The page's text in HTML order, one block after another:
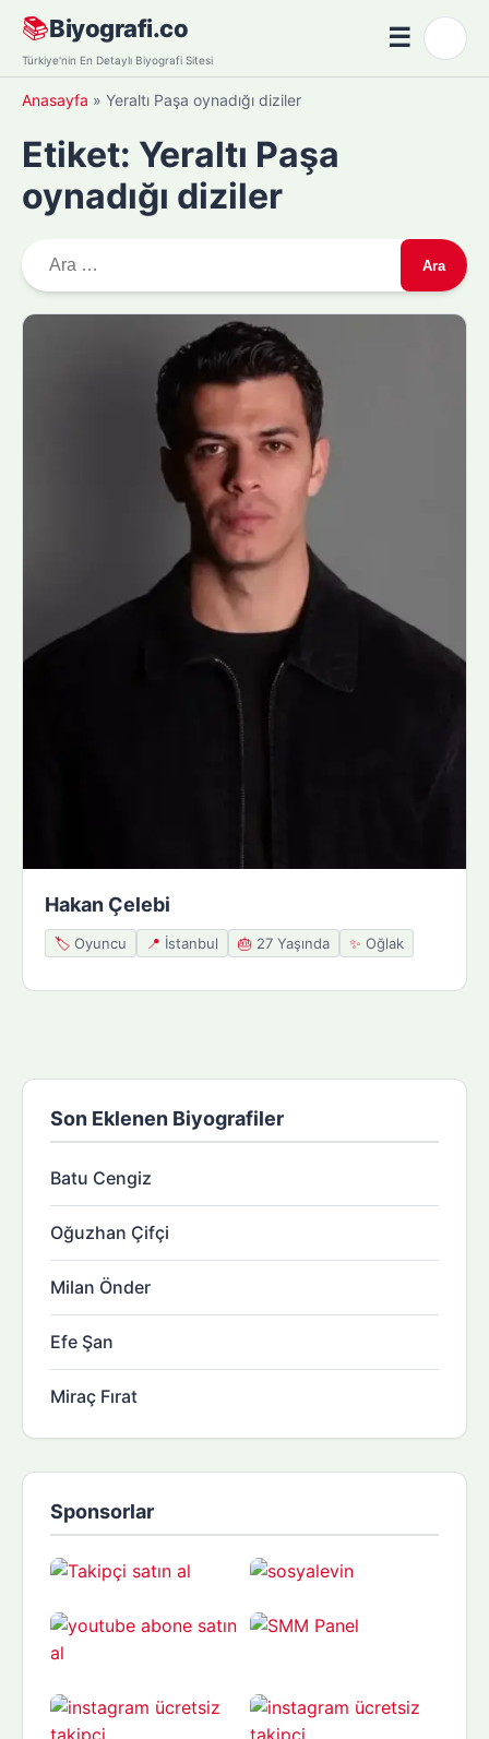
Skip
content
📚Biyografi.co
Türkiye'nin En Detaylı Biyografi Sitesi
☰Menü
Anasayfa » Yeraltı Paşa oynadığı diziler
Etiket: Yeraltı Paşa
oynadığı diziler
r
Hakan Çelebi
🏷️ Oyuncu 📍 İstanbul 🎂 27 Yaşında ✨ Oğlak
Son Eklenen Biyografiler
Batu Cengiz
Oğuzhan Çifçi
Milan Önder
Efe Şan
Miraç Fırat
Sponsorlar